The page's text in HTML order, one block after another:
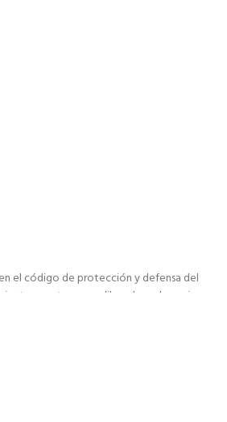
el código de protección y defensa del
cuenta con un libro de reclamaciones